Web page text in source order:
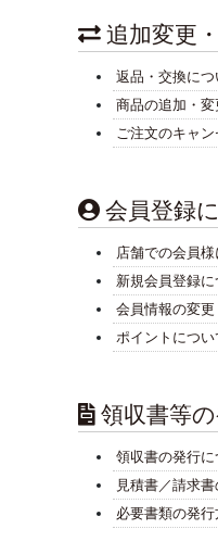
追加変更
返品・交換につ
商品の追加・
ご注文のキャ
会員登録
店舗での会員
新規会員登録に
会員情報の変更
ポイントについ
領収書等
領収書の発行に
見積書／請求
必要書類の発行